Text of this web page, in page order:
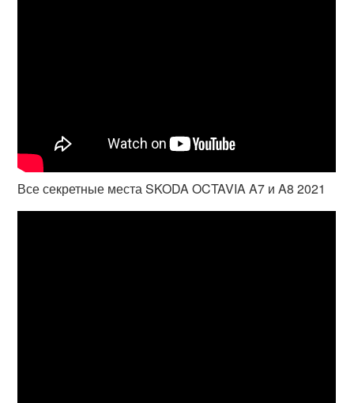
Все секретные места SKODA OCTAVIA A7 и A8 2021